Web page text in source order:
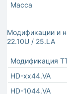
Масса
Модификации и
22.10U / 25.LA
Модификация
HD-хх44.VA
HD-1044.VA